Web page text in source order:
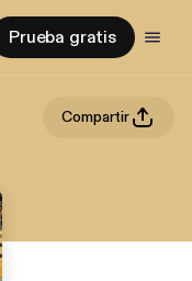
Prueba gratis
Compartir